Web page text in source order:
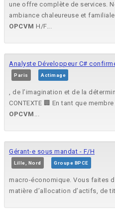
une offre complète de services.
ambiance chaleureuse et
OPCVM H/F...
Analyste Développeur C#
Paris Actimage
, de l’imagination et de la
CONTEXTE 🏢 En tant que
OPCVM ...
Gérant-e sous mandat - F/H
Lille, Nord Groupe BPCE
macro-économique. Vous faites
matière d’allocation d’actifs, de